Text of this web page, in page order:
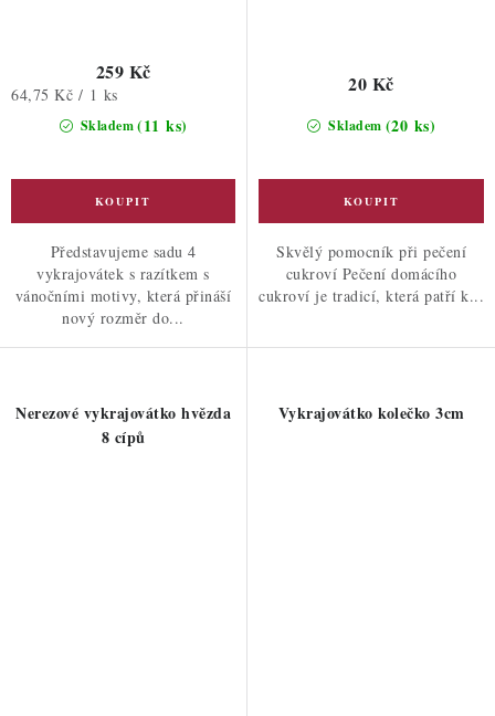
Skladem(11 ks)
259 Kč
Měrná
64,75 Kč / 1 ks
Představujeme sadu 4
vykrajovátek s razítkem s
vánočními motivy, která přináší
nový rozměr do...
Skladem (20 ks)
20 Kč
Skvělý pomocník při pečení
cukroví Pečení domácího
cukroví je tradicí, která patří k...
Nerezové vykrajovátko hvězda
8 cípů
Vykrajovátko kolečko 3cm